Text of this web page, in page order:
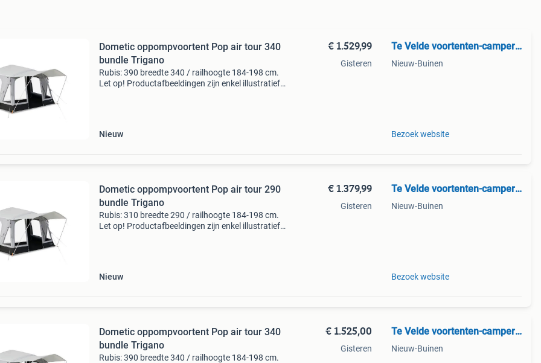
Dometic oppompvoortent Pop air tour 340
bundle Trigano
Rubis: 390 breedte 340 / railhoogte 184-198 cm.
Let op! Productafbeeldingen zijn enkel illustratief
Nieuw
€ 1.529,99
Gisteren
Te Velde voortenten-campertent
Nieuw-Buinen
Bezoek website
Dometic oppompvoortent Pop air tour 290
bundle Trigano
Rubis: 310 breedte 290 / railhoogte 184-198 cm.
Let op! Productafbeeldingen zijn enkel illustratief
Nieuw
€ 1.379,99
Gisteren
Te Velde voortenten-campertent
Nieuw-Buinen
Bezoek website
Dometic oppompvoortent Pop air tour 340
bundle Trigano
Rubis: 390 breedte 340 / railhoogte 184-198 cm.
€ 1.525,00
Gisteren
Te Velde voortenten-campertent
Nieuw-Buinen